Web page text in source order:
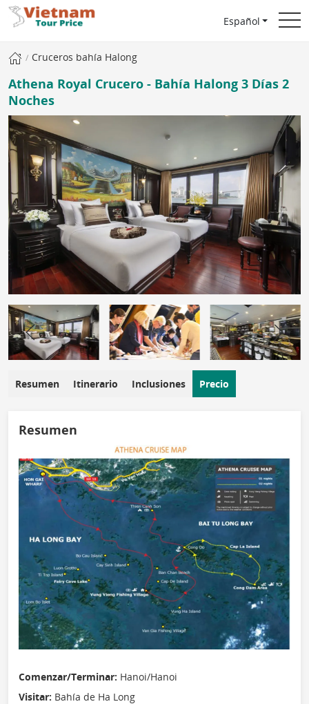
Español
Cruceros bahía Halong
Athena Royal Crucero - Bahía Halong 3 Días 2
Noches
Resumen Itinerario Inclusiones Precio
Resumen
Comenzar/Terminar: Hanoi/Hanoi
Visitar: Bahía de Ha Long